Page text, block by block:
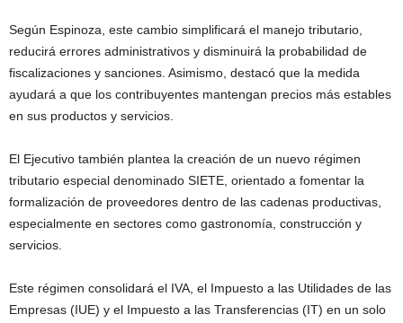
Según Espinoza, este cambio simplificará el manejo tributario,
reducirá errores administrativos y disminuirá la probabilidad de
fiscalizaciones y sanciones. Asimismo, destacó que la medida
ayudará a que los contribuyentes mantengan precios más estables
en sus productos y servicios.
El Ejecutivo también plantea la creación de un nuevo régimen
tributario especial denominado SIETE, orientado a fomentar la
formalización de proveedores dentro de las cadenas productivas,
especialmente en sectores como gastronomía, construcción y
servicios.
Este régimen consolidará el IVA, el Impuesto a las Utilidades de las
Empresas (IUE) y el Impuesto a las Transferencias (IT) en un solo